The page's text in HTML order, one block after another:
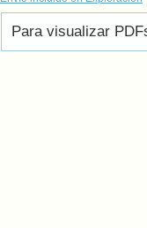
Para visualizar